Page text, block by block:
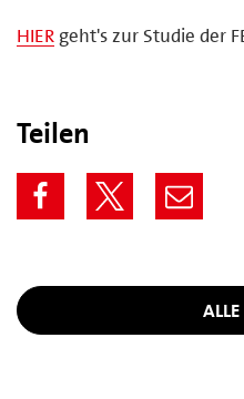
HIER geht's zur Studie der
Teilen